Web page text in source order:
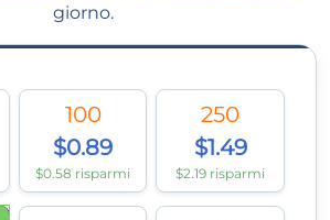
giorno.
100
$0.89
$0.58 risparmi
250
$1.49
$2.19 risparmi